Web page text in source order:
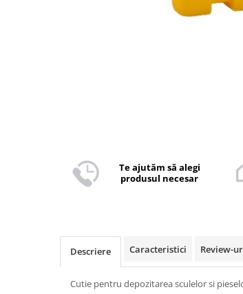
Te ajutăm să alegi
produsul necesar
Descriere Caracteristici Review-
Cutie pentru depozitarea sculelor si